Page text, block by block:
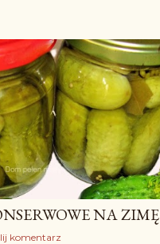
NA ZIMĘ
komentarz